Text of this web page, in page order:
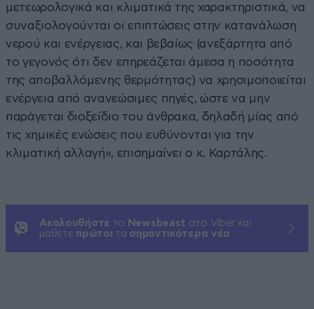
μετεωρολογικά και κλιματικά της χαρακτηριστικά, να
συναξιολογούνται οι επιπτώσεις στην κατανάλωση
νερού και ενέργειας, και βεβαίως (ανεξάρτητα από
το γεγονός ότι δεν επηρεάζεται άμεσα η ποσότητα
της αποβαλλόμενης θερμότητας) να χρησιμοποιείται
ενέργεια από ανανεώσιμες πηγές, ώστε να μην
παράγεται διοξείδιο του άνθρακα, δηλαδή μίας από
τις χημικές ενώσεις που ευθύνονται για την
κλιματική αλλαγή», επισημαίνει ο κ. Καρτάλης.
Ακολουθήστε το Newsbeast στο Viber και
μάθετε πρώτοι τα σημαντικότερα νέα